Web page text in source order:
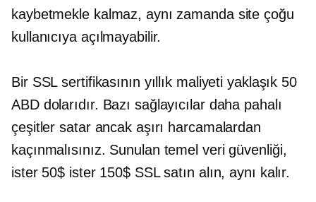
kaybetmekle kalmaz, aynı zamanda site çoğu
kullanıcıya açılmayabilir.
Bir SSL sertifikasının yıllık maliyeti yaklaşık 50
ABD dolarıdır. Bazı sağlayıcılar daha pahalı
çeşitler satar ancak aşırı harcamalardan
kaçınmalısınız. Sunulan temel veri güvenliği,
ister 50$ ister 150$ SSL satın alın, aynı kalır.